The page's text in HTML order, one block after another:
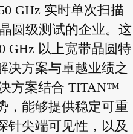
GHz 实时单次扫描
圆级测试的企业。这
GHz 以上宽带晶圆特
决方案与卓越业绩之
方案结合 TITAN™
，能够提供稳定可重
针尖端可见性，以及